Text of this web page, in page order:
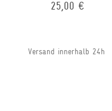
25,00 €
Versand innerhalb 24h